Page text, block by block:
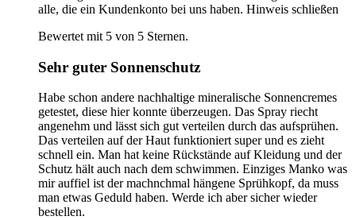
alle, die ein Kundenkonto bei uns haben. Hinweis schließen
Bewertet mit 5 von 5 Sternen.
Sehr guter Sonnenschutz
Habe schon andere nachhaltige mineralische Sonnencremes
getestet, diese hier konnte überzeugen. Das Spray riecht
angenehm und lässt sich gut verteilen durch das aufsprühen.
Das verteilen auf der Haut funktioniert super und es zieht
schnell ein. Man hat keine Rückstände auf Kleidung und der
Schutz hält auch nach dem schwimmen. Einziges Manko was
mir auffiel ist der machnchmal hängene Sprühkopf, da muss
man etwas Geduld haben. Werde ich aber sicher wieder
bestellen.